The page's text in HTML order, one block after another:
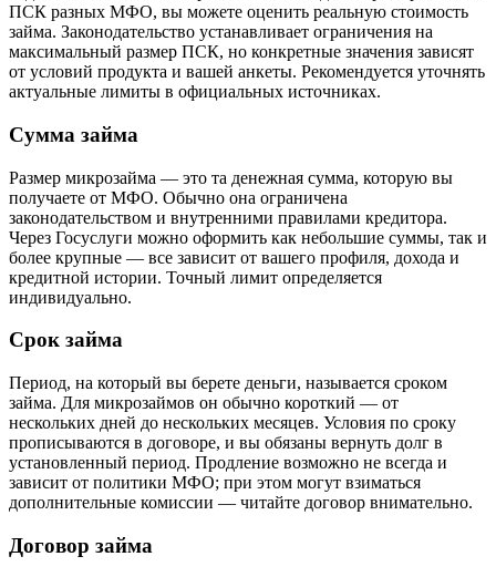
ПСК разных МФО, вы можете оценить реальную стоимость
займа. Законодательство устанавливает ограничения на
максимальный размер ПСК, но конкретные значения зависят
от условий продукта и вашей анкеты. Рекомендуется уточнять
актуальные лимиты в официальных источниках.
Сумма займа
Размер микрозайма — это та денежная сумма, которую вы
получаете от МФО. Обычно она ограничена
законодательством и внутренними правилами кредитора.
Через Госуслуги можно оформить как небольшие суммы, так и
более крупные — все зависит от вашего профиля, дохода и
кредитной истории. Точный лимит определяется
индивидуально.
Срок займа
Период, на который вы берете деньги, называется сроком
займа. Для микрозаймов он обычно короткий — от
нескольких дней до нескольких месяцев. Условия по сроку
прописываются в договоре, и вы обязаны вернуть долг в
установленный период. Продление возможно не всегда и
зависит от политики МФО; при этом могут взиматься
дополнительные комиссии — читайте договор внимательно.
Договор займа